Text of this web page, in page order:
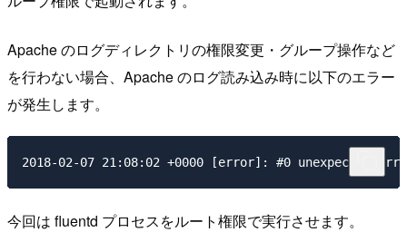
Apache のログディレクトリの権限変更・グループ操作など
を行わない場合、Apache のログ読み込み時に以下のエラー
が発生します。
今回は fluentd プロセスをルート権限で実行させます。